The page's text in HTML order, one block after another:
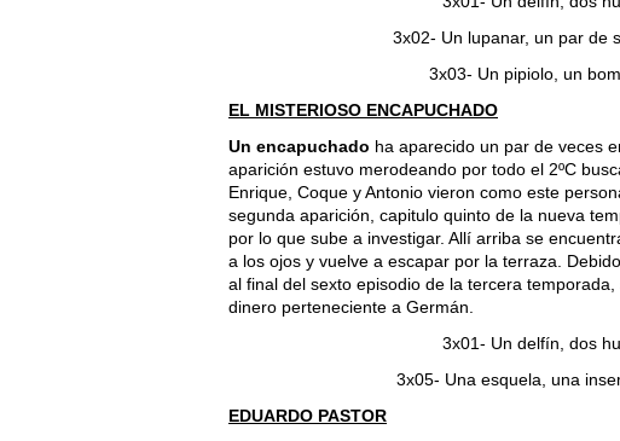
3x02- Un lupanar, un par de
3x03- Un pipiolo, un
EL MISTERIOSO ENCAPUCHADO
Un encapuchado ha aparecido un par de veces
aparición estuvo merodeando por todo el 2ºC
Enrique, Coque y Antonio vieron como este
segunda aparición, capitulo quinto de la nueva
por lo que sube a investigar. Allí arriba se
a los ojos y vuelve a escapar por la terraza.
al final del sexto episodio de la tercera
dinero perteneciente a Germán.
3x01- Un delfín, dos
3x05- Una esquela, una
EDUARDO PASTOR